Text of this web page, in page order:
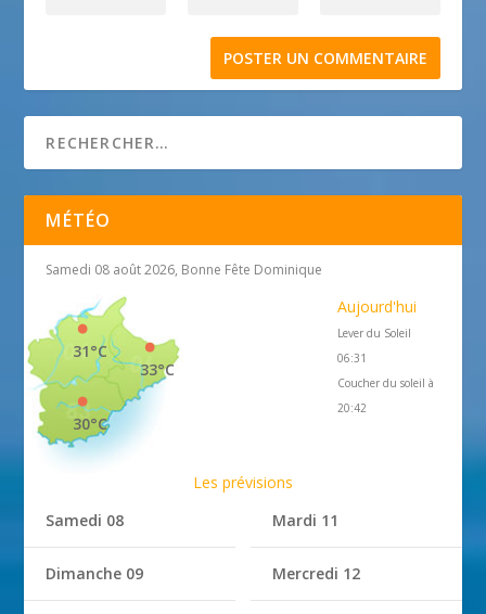
MÉTÉO
Samedi 08 août 2026, Bonne Fête Dominique
33°C
31°C
30°C
Aujourd'hui
Lever du Soleil
06:31
Coucher du soleil à
20:42
Les prévisions
Samedi 08
Dimanche 09
Mardi 11
Mercredi 12